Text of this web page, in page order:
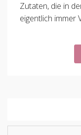
Zutaten, die in
eigentlich immer